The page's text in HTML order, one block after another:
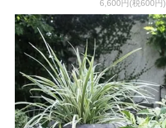
6,600円(税600円)